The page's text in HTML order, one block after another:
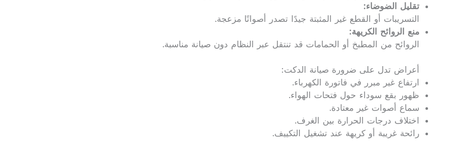
تقليل الضوضاء:
التسريبات أو القطع غير المثبتة جيدًا تصدر أصواتًا مزعجة.
منع الروائح الكريهة:
الروائح من المطبخ أو الحمامات قد تنتقل عبر النظام دون صيانة مناسبة.
أعراض تدل على ضرورة صيانة الدكت:
ارتفاع غير مبرر في فاتورة الكهرباء.
ظهور بقع سوداء حول فتحات الهواء.
سماع أصوات غير معتادة.
اختلاف درجات الحرارة بين الغرف.
رائحة غريبة أو كريهة عند تشغيل التكييف.